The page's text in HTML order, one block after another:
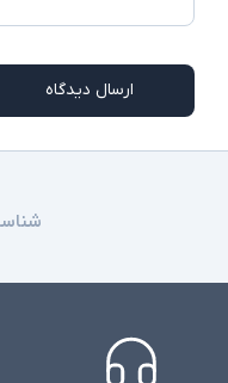
توضیحات تکمیلی
ارسال دیدگاه